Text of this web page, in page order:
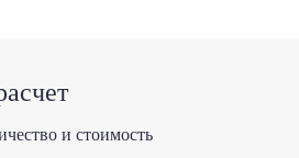
и стоимость